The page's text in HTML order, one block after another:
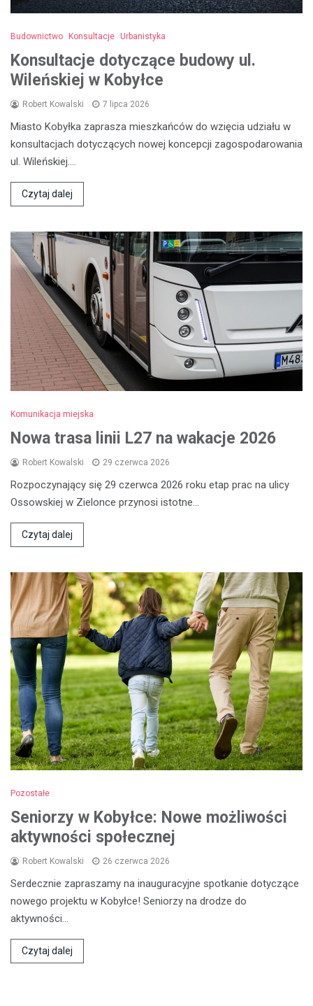
Budownictwo Konsultacje Urbanistyka
Konsultacje dotyczące budowy ul.
Wileńskiej w Kobyłce
Robert Kowalski 7 lipca 2026
Miasto Kobyłka zaprasza mieszkańców do wzięcia udziału w
konsultacjach dotyczących nowej koncepcji zagospodarowania
ul. Wileńskiej.…
Czytaj dalej
Komunikacja miejska
Nowa trasa linii L27 na wakacje 2026
Robert Kowalski 29 czerwca 2026
Rozpoczynający się 29 czerwca 2026 roku etap prac na ulicy
Ossowskiej w Zielonce przynosi istotne…
Czytaj dalej
Pozostałe
Seniorzy w Kobyłce: Nowe możliwości
aktywności społecznej
Robert Kowalski 26 czerwca 2026
Serdecznie zapraszamy na inauguracyjne spotkanie dotyczące
nowego projektu w Kobyłce! Seniorzy na drodze do
aktywności…
Czytaj dalej